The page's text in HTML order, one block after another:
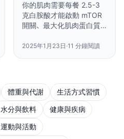
你的肌肉需要每餐 2.5-3
克白胺酸才能啟動 mTOR
開關、最大化肌肉蛋白質
效果就會大打折扣。
2025年1月23日 ·11 分鐘閱讀
體重與代謝
生活方式習慣
水分與飲料
健康與疾病
運動與活動